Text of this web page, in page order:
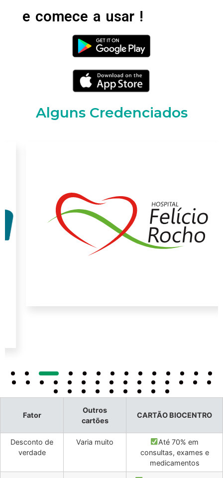
e comece a usar !
Alguns Credenciados
Fator
Outros
cartões
CARTÃO BIOCENTRO
Desconto de
verdade
Varia muito
Até 70% em
consultas, exames e
medicamentos